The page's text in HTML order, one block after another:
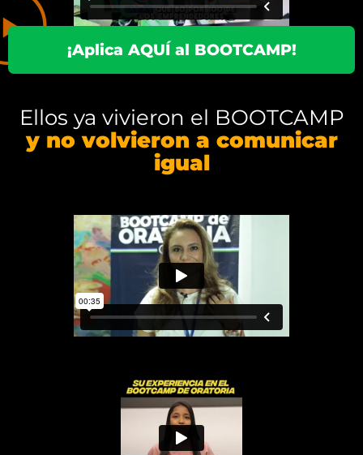
¡Aplica AQUÍ al BOOTCAMP!
Ellos ya vivieron el BOOTCAMP
y no volvieron a comunicar
igual